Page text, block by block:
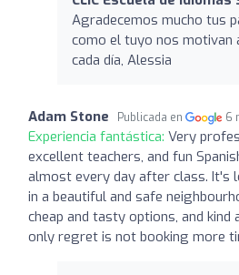
Agradecemos mucho tus
como el tuyo nos motivan
cada día, Alessia
Adam Stone Publicada en 6
Experiencia fantástica: Very
excellent teachers, and fun
almost every day after class. It's
in a beautiful and safe
cheap and tasty options, and
only regret is not booking more